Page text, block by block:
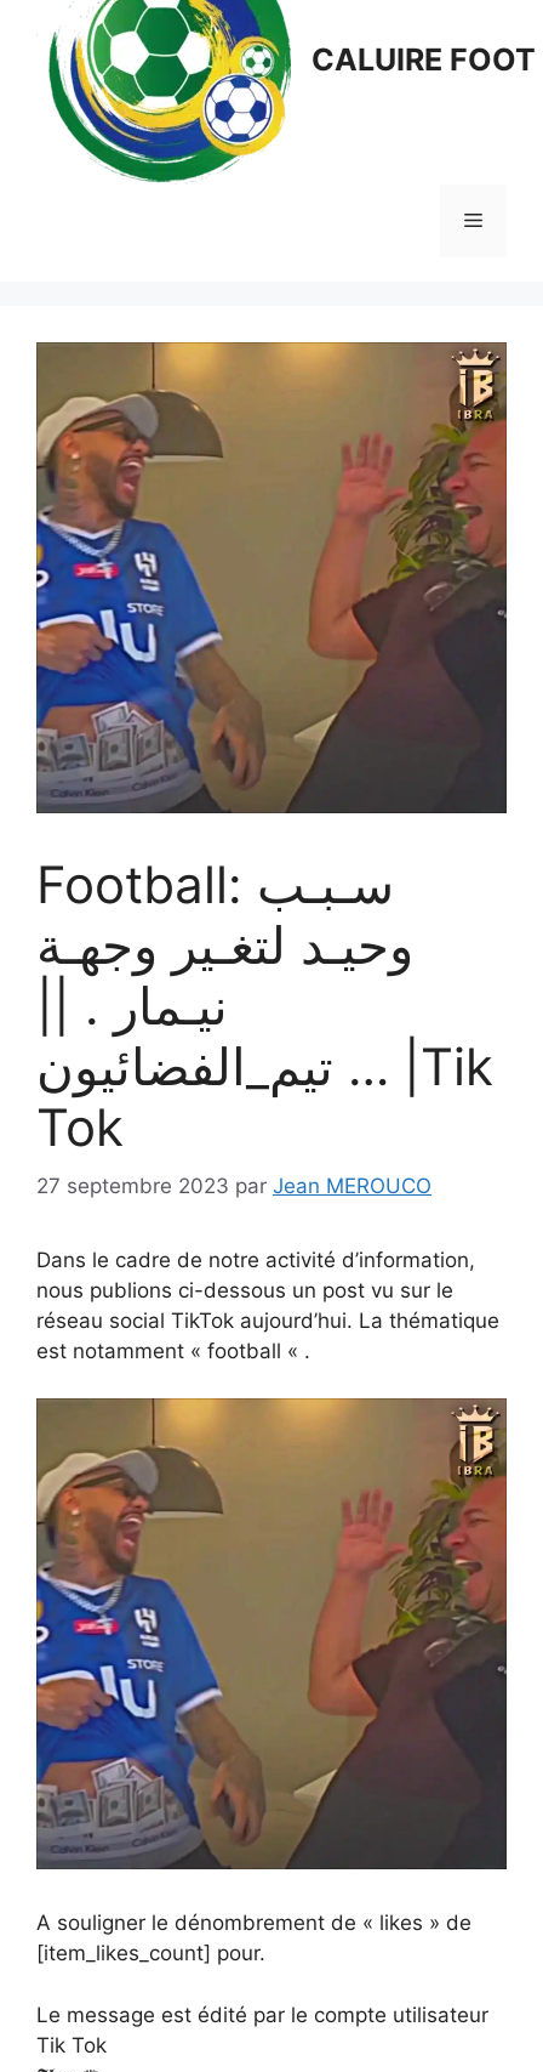
CALUIRE FOOT
Menu
Football: سـبـب
وحيـد لتغـير وجهـة
نيـمار . ||
تيم_الفضائيون … |Tik
Tok
27 septembre 2023 par Jean MEROUCO
Dans le cadre de notre activité d’information,
nous publions ci-dessous un post vu sur le
réseau social TikTok aujourd’hui. La thématique
est notamment « football « .
A souligner le dénombrement de « likes » de
[item_likes_count] pour.
Le message est édité par le compte utilisateur
Tik Tok